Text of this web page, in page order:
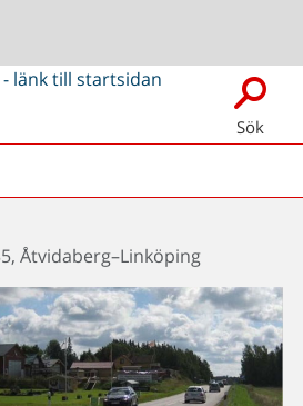
Sök
Åtvidaberg–Linköping